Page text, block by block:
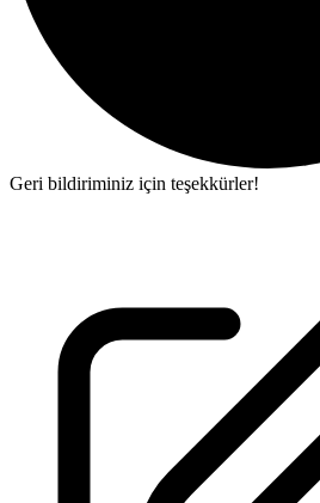
Geri bildiriminiz için teşekkürler!